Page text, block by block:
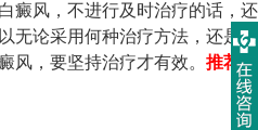
癜风，不进行及时治疗的话，还
无论采用何种治疗方法，还是需
风，要坚持治疗才有效。 推荐阅